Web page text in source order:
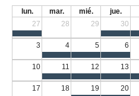
lun. mar. mié. jue.
27
28 29 30
3 4 5 6
10 11 12 13
17 18 19 20